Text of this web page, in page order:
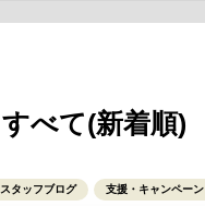
すべて(新着順)
スタッフブログ 支援・キャンペーン